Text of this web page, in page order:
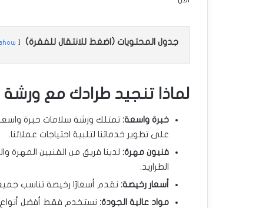
جدول المحتويات (اضغط للانتقال للفقرة) show
لماذا تنجيد طرادك مع
خبرة واسعة:
على تطوير خدماتنا لتلبية احتياجات عملائنا.
فنيون مهرة: لدينا فريق من الفنيين
الطراريد.
أسعار رخيصة: نقدم أسعارًا رخيصة تناسب
مواد عالية الجودة: نستخدم فقط أفضل أنواع